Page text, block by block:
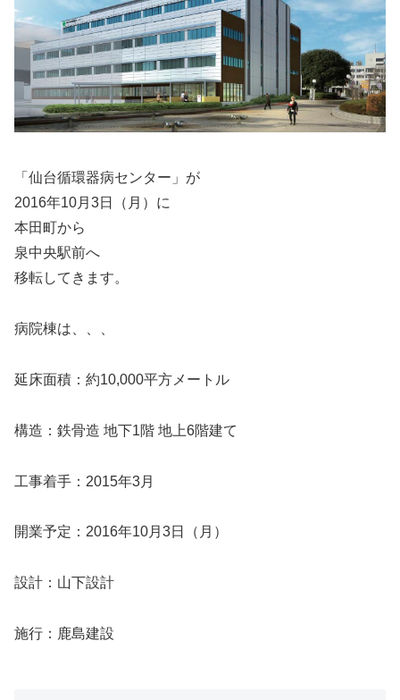
「仙台循環器病センター」が
2016年10月3日（月）に
本田町から
泉中央駅前へ
移転してきます。
病院棟は、、、
延床面積：約10,000平方メートル
構造：鉄骨造 地下1階 地上6階建て
工事着手：2015年3月
開業予定：2016年10月3日（月）
設計：山下設計
施行：鹿島建設